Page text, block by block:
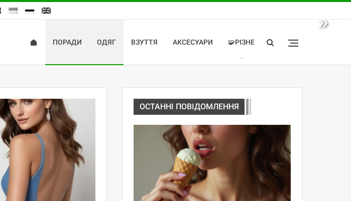
»
ПОРАДИ ОДЯГ ВЗУТТЯ АКСЕСУАРИ 🧩РІЗНЕ
ОСТАННІ ПОВІДОМЛЕННЯ